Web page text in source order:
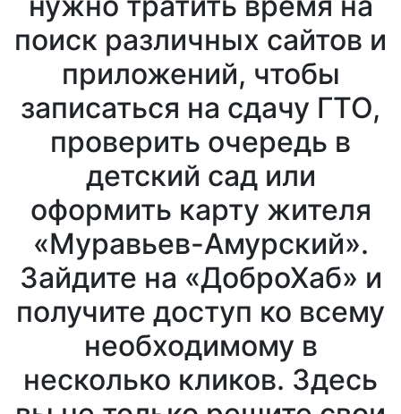
поиск различных сайтов и
приложений, чтобы
записаться на сдачу ГТО,
проверить очередь в
детский сад или
оформить карту жителя
«Муравьев-Амурский».
Зайдите на «ДоброХаб» и
получите доступ ко всему
необходимому в
несколько кликов. Здесь